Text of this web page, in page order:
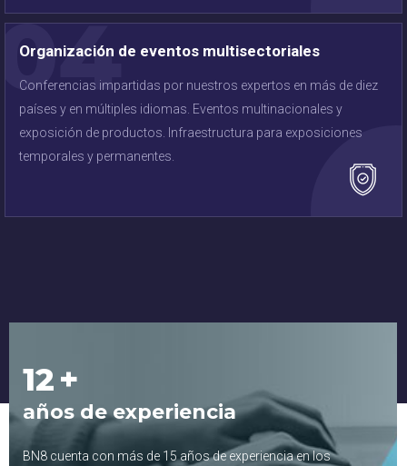
Organización de eventos multisectoriales
Conferencias impartidas por nuestros expertos en más de diez
países y en múltiples idiomas. Eventos multinacionales y
exposición de productos. Infraestructura para exposiciones
temporales y permanentes.
15+
años de experiencia
BN8 cuenta con más de 15 años de experiencia en los